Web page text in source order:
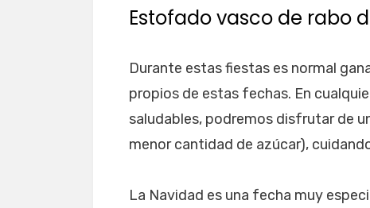
Estofado vasco de rabo
Durante estas fiestas es normal
propios de estas fechas. En
saludables, podremos disfrutar de
menor cantidad de azúcar),
La Navidad es una fecha muy